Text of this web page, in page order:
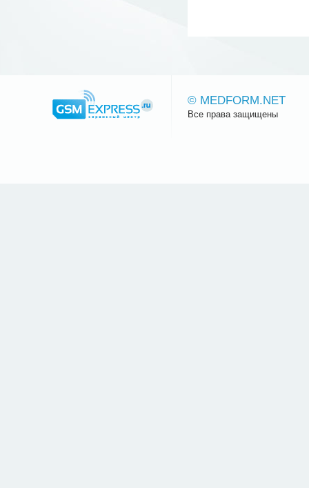
© MEDFORM.NET
Все права защищены